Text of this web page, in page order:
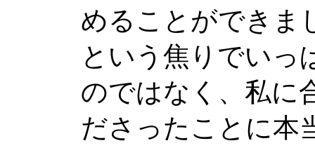
めることができま
という焦りでいっ
のではなく、私に
ださったことに本